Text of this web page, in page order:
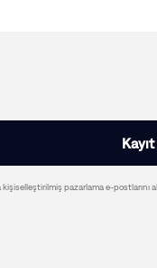
pazarlama e-postlarını